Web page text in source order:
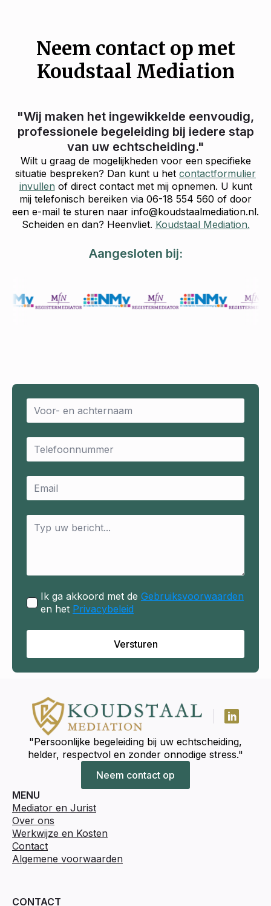
Neem contact op met
Koudstaal Mediation
"Wij maken het ingewikkelde eenvoudig,
professionele begeleiding bij iedere stap
van uw echtscheiding."
Wilt u graag de mogelijkheden voor een specifieke
situatie bespreken? Dan kunt u het contactformulier
invullen of direct contact met mij opnemen. U kunt
mij telefonisch bereiken via 06-18 554 560 of door
een e-mail te sturen naar info@koudstaalmediation.nl.
Scheiden en dan? Heenvliet. Koudstaal Mediation.
Aangesloten bij:
Name
Email
Email
Message
Ik ga akkoord met de Gebruiksvoorwaarden
en het Privacybeleid
Versturen
"Persoonlijke begeleiding bij uw echtscheiding,
helder, respectvol en zonder onnodige stress."
Neem contact op
MENU
Mediator en Jurist
Over ons
Werkwijze en Kosten
Contact
Algemene voorwaarden
CONTACT